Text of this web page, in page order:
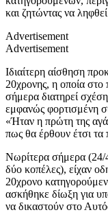
και ζητώντας να
Advertisement
Advertisement
Ιδιαίτερη αίσθηση
20χρονης, η οποία στο
σήμερα διατηρεί
εμφανώς φορτισμένη
«Ήταν η πρώτη της
πως θα έρθουν έτσι τα
Νωρίτερα σήμερα (24/
δύο κοπέλες), είχαν
20χρονο
ασκήθηκε δίωξη για
να δικαστούν στο